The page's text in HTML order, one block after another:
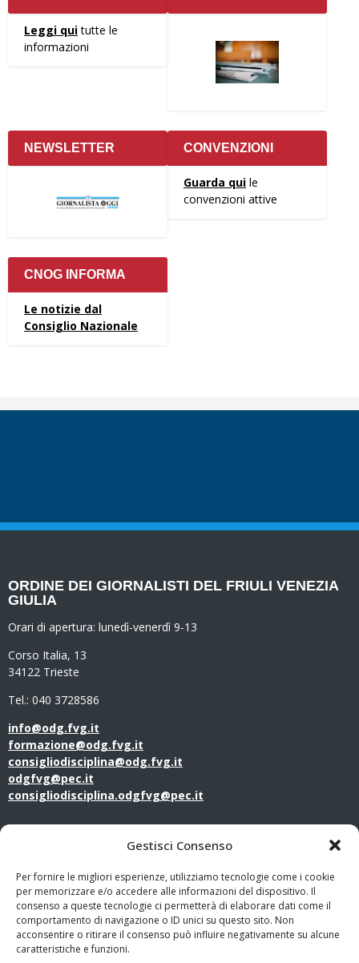
Gestisci Consenso
Per fornire le migliori esperienze, utilizziamo tecnologie come i cookie
per memorizzare e/o accedere alle informazioni del dispositivo. Il
consenso a queste tecnologie ci permetterà di elaborare dati come il
comportamento di navigazione o ID unici su questo sito. Non
acconsentire o ritirare il consenso può influire negativamente su alcune
caratteristiche e funzioni.
Leggi quitutte le
informazioni
NEWSLETTER CONVENZIONI
Guarda qui le
convenzioni attive
CNOG INFORMA
Le notizie dal
Consiglio Nazionale
ORDINE DEI GIORNALISTI DEL FRIULI VENEZIA
GIULIA
Orari di apertura: lunedì-venerdì 9-13
Corso Italia, 13
34122 Trieste
Tel.: 040 3728586
info@odg.fvg.it
formazione@odg.fvg.it
consigliodisciplina@odg.fvg.it
odgfvg@pec.it
consigliodisciplina.odgfvg@pec.it
Privacy Policy
PagoPA